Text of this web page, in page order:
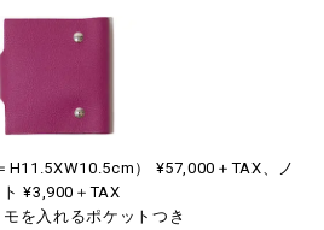
H11.5XW10.5cm） ¥57,000＋TAX、ノ
¥3,900＋TAX
を入れるポケットつき